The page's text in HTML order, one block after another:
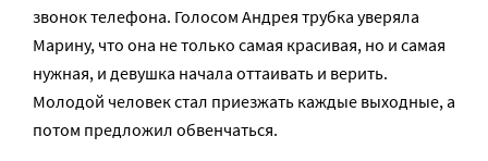
звонок телефона. Голосом Андрея трубка уверяла
Марину, что она не только самая красивая, но и самая
нужная, и девушка начала оттаивать и верить.
Молодой человек стал приезжать каждые выходные, а
потом предложил обвенчаться.